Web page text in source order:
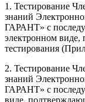
1. Тестирование
знаний
ГАРАНТ» с
электронном
тестирования
2. Тестирование
знаний
ГАРАНТ» с
виде,